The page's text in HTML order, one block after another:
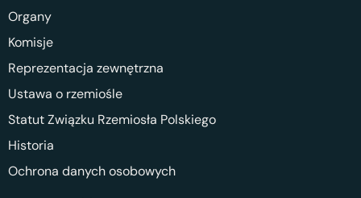
Organy
Komisje
Reprezentacja zewnętrzna
Ustawa o rzemiośle
Statut Związku Rzemiosła Polskiego
Historia
Ochrona danych osobowych